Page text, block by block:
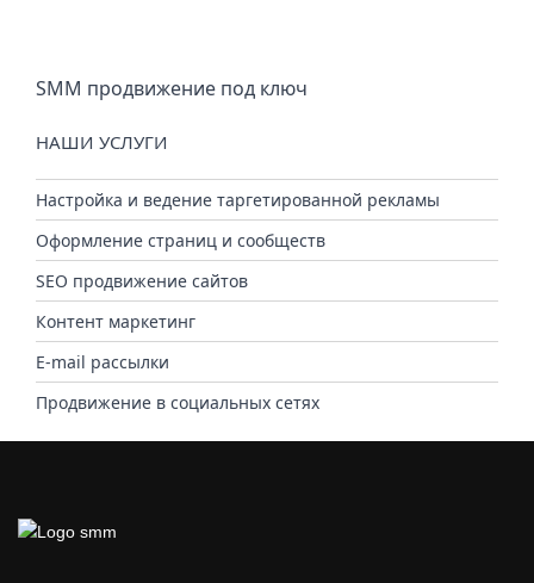
SMM продвижение под ключ
НАШИ УСЛУГИ
Настройка и ведение таргетированной рекламы
Оформление страниц и сообществ
SEO продвижение сайтов
Контент маркетинг
E-mail рассылки
Продвижение в социальных сетях